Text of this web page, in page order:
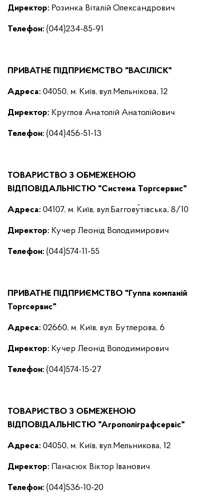
Директор: Розинка Віталій Олександрович
Телефон: (044)234-85-91
ПРИВАТНЕ ПІДПРИЄМСТВО "ВАСІЛІСК"
Адреса: 04050, м. Київ, вул.Мельнікова, 12
Директор: Круглов Анатолій Анатолійович
Телефон: (044)456-51-13
ТОВАРИСТВО З ОБМЕЖЕНОЮ
ВІДПОВІДАЛЬНІСТЮ "Система Торгсервис"
Адреса: 04107, м. Київ, вул.Баггову́тівська, 8/10
Директор: Кучер Леонід Володимирович
Телефон: (044)574-11-55
ПРИВАТНЕ ПІДПРИЄМСТВО "Гуппа компаній
Торгсервис"
Адреса: 02660, м. Київ, вул. Бутлерова, 6
Директор: Кучер Леонід Володимирович
Телефон: (044)574-15-27
ТОВАРИСТВО З ОБМЕЖЕНОЮ
ВІДПОВІДАЛЬНІСТЮ "Агрополіграфсервіс"
Адреса: 04050, м. Київ, вул.Мельникова, 12
Директор: Панасюк Віктор Іванович
Телефон: (044)536-10-20